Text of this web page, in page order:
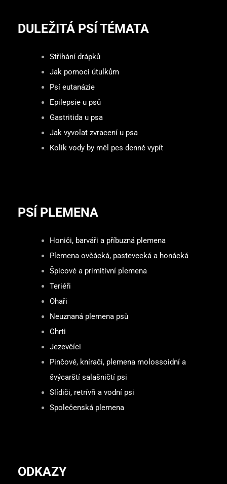
DULEŽITÁ PSÍ TÉMATA
Stříhání drápků
Jak pomoci útulkům
Psí eutanázie
Epilepsie u psů
Gastritida u psa
Jak vyvolat zvracení u psa
Kolik vody by měl pes denně vypít
PSÍ PLEMENA
Honiči, barváři a příbuzná plemena
Plemena ovčácká, pastevecká a honácká
Špicové a primitivní plemena
Teriéři
Ohaři
Neuznaná plemena psů
Chrti
Jezevčíci
Pinčové, knírači, plemena molossoidní a
švýcarští salašničtí psi
Slídiči, retrívři a vodní psi
Společenská plemena
ODKAZY